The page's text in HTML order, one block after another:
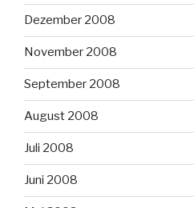
Dezember 2008
November 2008
September 2008
August 2008
Juli 2008
Juni 2008